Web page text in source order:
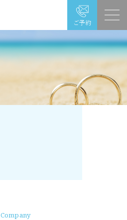
ご予約
Company